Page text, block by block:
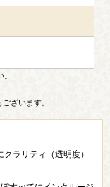
ざいます。
ラリティ（透明度）